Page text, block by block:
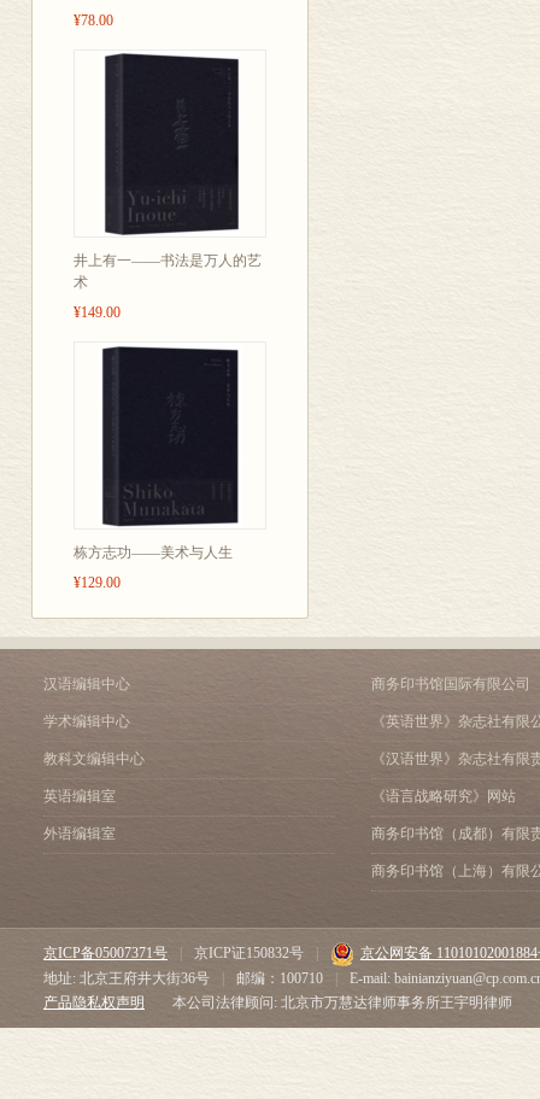
¥78.00
井上有一——书法是万人的艺
术
¥149.00
栋方志功——美术与人生
¥129.00
汉语编辑中心
学术编辑中心
教科文编辑中心
英语编辑室
外语编辑室
商务印书馆国际有限公司
《英语世界》杂志社有限
《汉语世界》杂志社有限
《语言战略研究》网站
商务印书馆（成都）有限
商务印书馆（上海）有限
京ICP备05007371号 京ICP证150832号
京公网安备
地址: 北京王府井大街36号
邮编：100710
E-mail:
产品隐私权声明
本公司法律顾问: 北京市万慧达律师事务所王宇明律师